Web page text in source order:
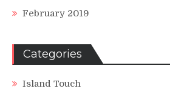
February 2019
Categories
Island Touch